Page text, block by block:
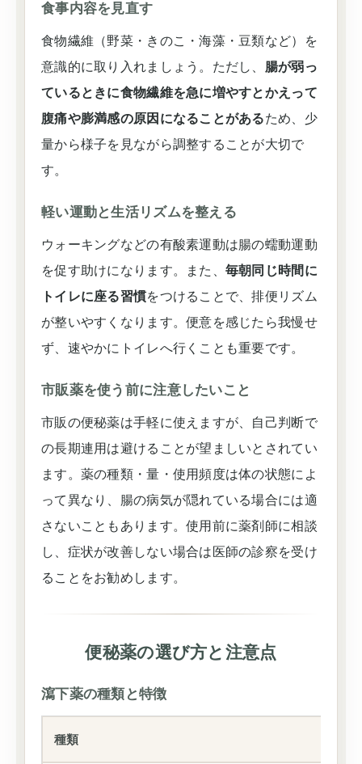
食事内容を見直す
食物繊維（野菜・きのこ・海藻・豆類など）を
意識的に取り入れましょう。ただし、 腸が弱っ
ているときに食物繊維を急に増やすとかえって
腹痛や膨満感の原因になることがあるため、少
量から様子を見ながら調整することが大切で
す。
軽い運動と生活リズムを整える
ウォーキングなどの有酸素運動は腸の蠕動運動
を促す助けになります。また、 毎朝同じ時間に
トイレに座る習慣をつけることで、排便リズム
が整いやすくなります。便意を感じたら我慢せ
ず、速やかにトイレへ行くことも重要です。
市販薬を使う前に注意したいこと
市販の便秘薬は手軽に使えますが、自己判断で
の長期連用は避けることが望ましいとされてい
ます。薬の種類・量・使用頻度は体の状態によ
って異なり、腸の病気が隠れている場合には適
さないこともあります。使用前に薬剤師に相談
し、症状が改善しない場合は医師の診察を受け
ることをお勧めします。
便秘薬の選び方と注意点
瀉下薬の種類と特徴
種類